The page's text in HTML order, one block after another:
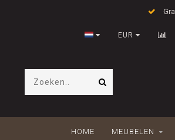
EUR
HOME MEUBELEN